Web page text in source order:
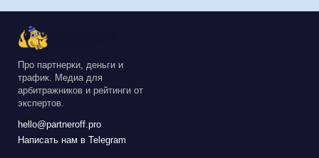
Про партнерки, деньги и
трафик. Медиа для
арбитражников и рейтинги от
экспертов.
hello@partneroff.pro
Написать нам в Telegram